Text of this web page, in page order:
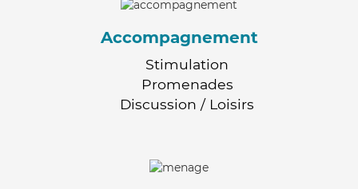
Accompagnement
Stimulation
Promenades
Discussion / Loisirs